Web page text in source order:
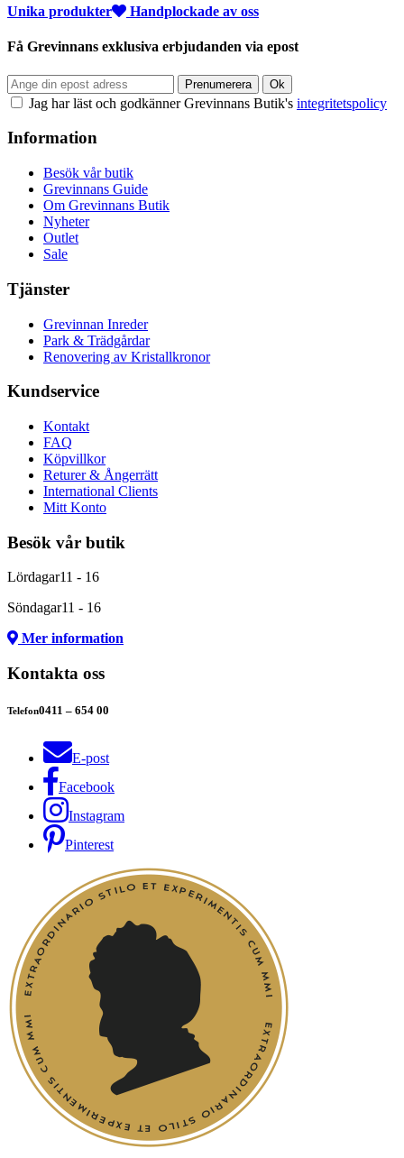
Unika produkter Handplockade av oss
Få Grevinnans exklusiva erbjudanden via epost
Jag har läst och godkänner Grevinnans Butik's integritetspolicy
Information
Besök vår butik
Grevinnans Guide
Om Grevinnans Butik
Nyheter
Outlet
Sale
Tjänster
Grevinnan Inreder
Park & Trädgårdar
Renovering av Kristallkronor
Kundservice
Kontakt
FAQ
Köpvillkor
Returer & Ångerrätt
International Clients
Mitt Konto
Besök vår butik
Lördagar11 - 16
Söndagar11 - 16
Mer information
Kontakta oss
Telefon0411 – 654 00
E-post
Facebook
Instagram
Pinterest